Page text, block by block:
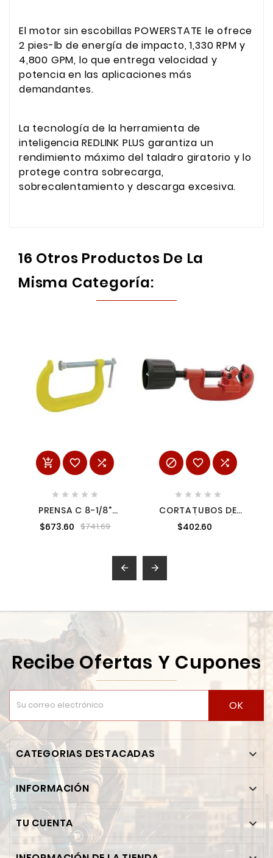
El motor sin escobillas POWERSTATE le ofrece
2 pies-lb de energía de impacto, 1,330 RPM y
4,800 GPM, lo que entrega velocidad y
potencia en las aplicaciones más
demandantes.
La tecnología de la herramienta de
inteligencia REDLINK PLUS garantiza un
rendimiento máximo del taladro giratorio y lo
protege contra sobrecarga,
sobrecalentamiento y descarga excesiva.
16 Otros Productos De La
Misma Categoría:
  
    
PRENSA C 8-1/8"
$673.60 $741.69
  
    
CORTATUBOS DE
ZAMAC 1/8" A 1-1/8"
URREA 350
$402.60
 
Recibe Ofertas Y Cupones
OK
CATEGORIAS DESTACADAS 
INFORMACIÓN 
TU CUENTA 